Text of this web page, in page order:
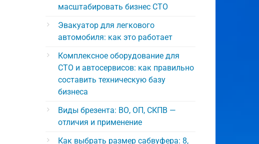
масштабировать бизнес СТО
Эвакуатор для легкового
автомобиля: как это работает
Комплексное оборудование для
СТО и автосервисов: как правильно
составить техническую базу
бизнеса
Виды брезента: ВО, ОП, СКПВ —
отличия и применение
Как выбрать размер сабвуфера: 8,